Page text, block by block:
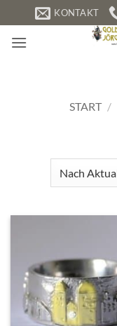
Inhalt
springen
KONTAKT
START /